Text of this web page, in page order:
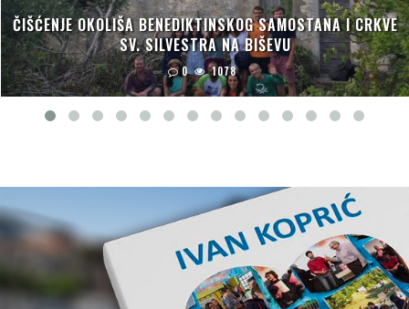
ČIŠĆENJE OKOLIŠA BENEDIKTINSKOG SAMOSTANA I CRKVE
SV. SILVESTRA NA BIŠEVU
0 1078